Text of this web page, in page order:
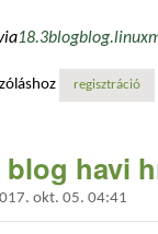
18.3blog
- linux mint blog
regisztráció
havi
okt. 05. 04:41